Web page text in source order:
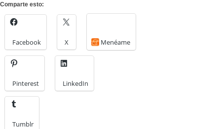
Comparte esto:
Facebook X Menéame
Pinterest LinkedIn
Tumblr